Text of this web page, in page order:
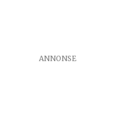
ANNONSE